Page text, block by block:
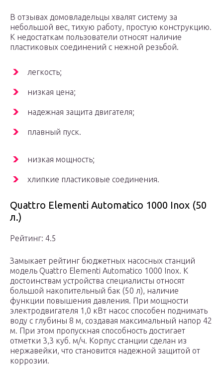
В отзывах домовладельцы хвалят систему за
небольшой вес, тихую работу, простую конструкцию.
К недостаткам пользователи относят наличие
пластиковых соединений с нежной резьбой.
легкость;
низкая цена;
надежная защита двигателя;
плавный пуск.
низкая мощность;
хлипкие пластиковые соединения.
Quattro Elementi Automatico 1000 Inox (50
л.)
Рейтинг: 4.5
Замыкает рейтинг бюджетных насосных станций
модель Quattro Elementi Automatico 1000 Inox. К
достоинствам устройства специалисты относят
большой накопительный бак (50 л), наличие
функции повышения давления. При мощности
электродвигателя 1,0 кВт насос способен поднимать
воду с глубины 8 м, создавая максимальный напор 42
м. При этом пропускная способность достигает
отметки 3,3 куб. м/ч. Корпус станции сделан из
нержавейки, что становится надежной защитой от
коррозии.